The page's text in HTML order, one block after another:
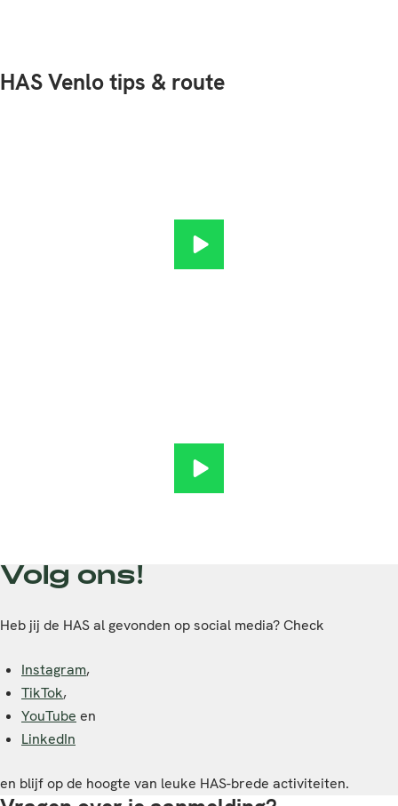
HAS Venlo tips & route
Ontdek het! HAS Venlo
Route naar HAS Venlo
Volg ons!
Heb jij de HAS al gevonden op social media? Check
Instagram,
TikTok,
YouTube en
LinkedIn
en blijf op de hoogte van leuke HAS-brede activiteiten.